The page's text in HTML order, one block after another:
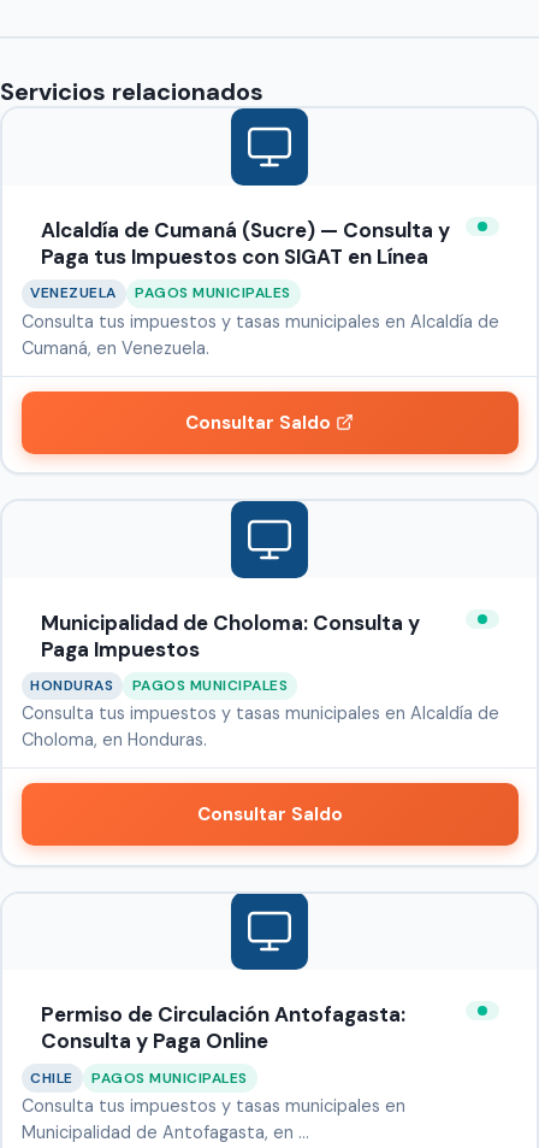
Servicios relacionados
Alcaldía de Cumaná (Sucre) — Consulta y
Paga tus Impuestos con SIGAT en Línea
VENEZUELA PAGOS MUNICIPALES
Consulta tus impuestos y tasas municipales en Alcaldía de
Cumaná, en Venezuela.
Consultar Saldo
Municipalidad de Choloma: Consulta y
Paga Impuestos
HONDURAS PAGOS MUNICIPALES
Consulta tus impuestos y tasas municipales en Alcaldía de
Choloma, en Honduras.
Consultar Saldo
Permiso de Circulación Antofagasta:
Consulta y Paga Online
CHILE PAGOS MUNICIPALES
Consulta tus impuestos y tasas municipales en
Municipalidad de Antofagasta, en …